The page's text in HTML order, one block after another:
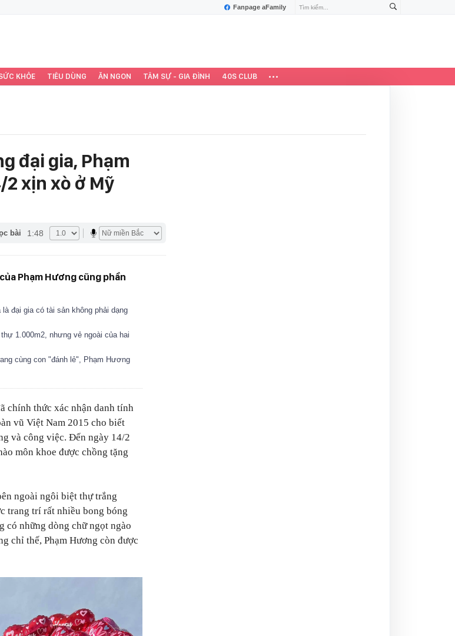
Fanpage aFamily
KHỎE TIÊU DÙNG ĂN NGON TÂM SỰ - GIA ĐÌNH 40S CLUB
đại gia, Phạm
xịn xò ở Mỹ
bài 1:48
Phạm Hương cũng phần
đại gia có tài sản không phải dạng
1.000m2, nhưng vẻ ngoài của hai
cùng con "đánh lẻ", Phạm Hương
chính thức xác nhận danh tính
vũ Việt Nam 2015 cho biết
và công việc. Đến ngày 14/2
môn khoe được chồng tặng
ngoài ngôi biệt thự trắng
trang trí rất nhiều bong bóng
có những dòng chữ ngọt ngào
chỉ thế, Phạm Hương còn được